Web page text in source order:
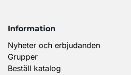
Information
Nyheter och erbjudanden
Grupper
Beställ katalog